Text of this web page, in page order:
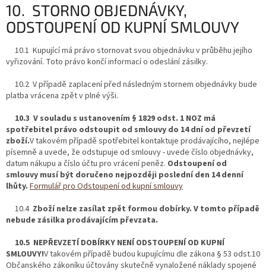
10. STORNO OBJEDNÁVKY,
ODSTOUPENÍ OD KUPNÍ SMLOUVY
10.1 Kupující má právo stornovat svou objednávku v průběhu jejího
vyřizování. Toto právo končí informací o odeslání zásilky.
10.2 V případě zaplacení před následným stornem objednávky bude
platba vrácena zpět v plné výši.
10.3 V souladu s ustanovením § 1829 odst. 1 NOZ má
spotřebitel právo odstoupit od smlouvy do 14 dní od převzetí
zboží.V takovém případě spotřebitel kontaktuje prodávajícího, nejlépe
písemně a uvede, že odstupuje od smlouvy - uvede číslo objednávky,
datum nákupu a číslo účtu pro vrácení peněz. Odstoupení od
smlouvy musí být doručeno nejpozději poslední den 14 denní
lhůty. Formulář pro Odstoupení od kupní smlouvy
10.4 Zboží nelze zasílat zpět formou dobírky. V tomto případě
nebude zásilka prodávajícím převzata.
10.5 NEPŘEVZETÍ DOBÍRKY NENÍ ODSTOUPENÍ OD KUPNÍ
SMLOUVY!V takovém případě budou kupujícímu dle zákona § 53 odst.10
Občanského zákoníku účtovány skutečně vynaložené náklady spojené